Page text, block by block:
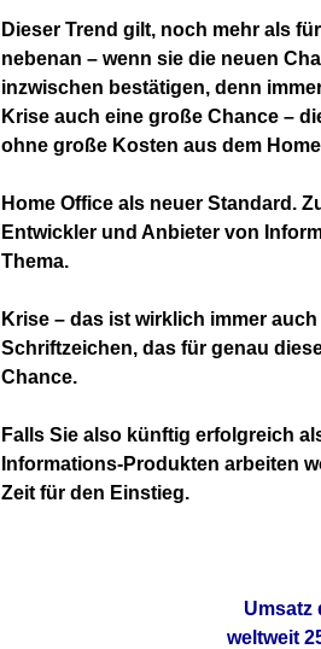
Dieser Trend gilt, noch mehr als
nebenan – wenn sie die neuen
inzwischen bestätigen, denn
Krise auch eine große Chance –
ohne große Kosten aus dem
Home Office als neuer Standard.
Entwickler und Anbieter von
Thema.
Krise – das ist wirklich immer
Schriftzeichen, das für genau
Chance.
Falls Sie also künftig erfolgreich
Informations-Produkten arbeiten
Zeit für den Einstieg.
Umsatz
weltweit